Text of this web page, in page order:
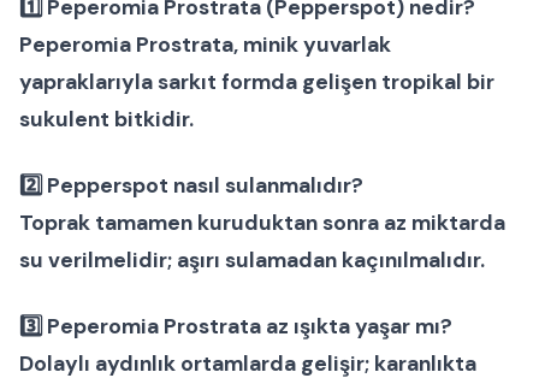
1️⃣ Peperomia Prostrata (Pepperspot) nedir?
Peperomia Prostrata, minik yuvarlak
yapraklarıyla sarkıt formda gelişen tropikal bir
sukulent bitkidir.
2️⃣ Pepperspot nasıl sulanmalıdır?
Toprak tamamen kuruduktan sonra az miktarda
su verilmelidir; aşırı sulamadan kaçınılmalıdır.
3️⃣ Peperomia Prostrata az ışıkta yaşar mı?
Dolaylı aydınlık ortamlarda gelişir; karanlıkta